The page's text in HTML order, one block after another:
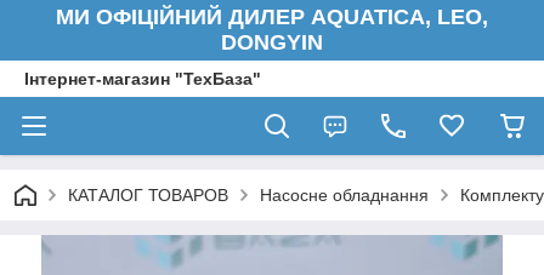
МИ ОФІЦІЙНИЙ ДИЛЕР AQUATICA, LEO,
DONGYIN
Інтернет-магазин "ТехБаза"
КАТАЛОГ ТОВАРОВ Насосне обладнання